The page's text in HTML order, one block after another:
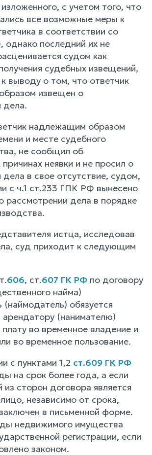
с учетом того, что
все возможные меры к
в соответствии со
однако последний их не
судом как
судебных извещений,
выводу о том, что ответчик
извещен о
дела.
надлежащим образом
и месте судебного
не сообщил об
неявки и не просил о
в свое отсутствие, судом,
с ч.1 ст.233 ГПК РФ вынесено
рассмотрении дела в порядке
истца, исследовав
суд приходит к следующим
606, ст.607 ГК РФ по договору
найма)
обязуется
арендатору (нанимателю)
во временное владение и
во временное пользование.
с пунктами 1,2 ст.609 ГК РФ
на срок более года, а если
сторон договора является
независимо от срока,
в письменной форме.
недвижимого имущества
регистрации, если
законом.